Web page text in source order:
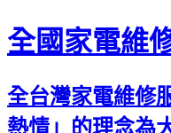
全國家電維
全台灣家電維修
熱情」的理念為